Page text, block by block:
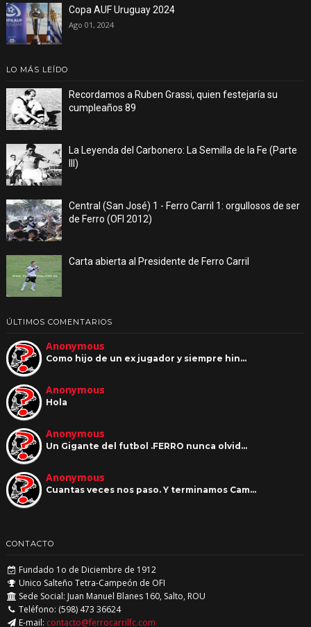
Copa AUF Uruguay 2024
Ago 01, 2024
LO MÁS LEÍDO
Recordamos a Ruben Grassi, quien festejaría su
cumpleaños 89
La Leyenda del Carbonero: La Semilla de la Fe (Parte
III)
Central (San José) 1 - Ferro Carril 1: orgullosos de ser
de Ferro (OFI 2012)
Carta abierta al Presidente de Ferro Carril
ÚLTIMOS COMENTARIOS
Anonymous
Como hijo de un ex jugador y siempre hin…
Anonymous
Hola
Anonymous
Un Gigante del futbol .FERRO nunca olvid…
Anonymous
Cuantas veces nos paso. Y terminamos Cam…
CONTACTO
Fundado 1o de Diciembre de 1912
Unico Salteño Tetra-Campeón de OFI
Sede Social: Juan Manuel Blanes 160, Salto, ROU
Teléfono: (598) 473 36624
E-mail: contacto@ferrocarrilfc.com